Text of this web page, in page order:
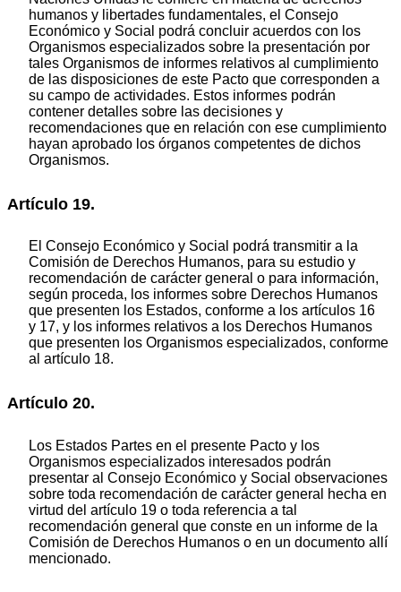
humanos y libertades fundamentales, el Consejo
Económico y Social podrá concluir acuerdos con los
Organismos especializados sobre la presentación por
tales Organismos de informes relativos al cumplimiento
de las disposiciones de este Pacto que corresponden a
su campo de actividades. Estos informes podrán
contener detalles sobre las decisiones y
recomendaciones que en relación con ese cumplimiento
hayan aprobado los órganos competentes de dichos
Organismos.
Artículo 19.
El Consejo Económico y Social podrá transmitir a la
Comisión de Derechos Humanos, para su estudio y
recomendación de carácter general o para información,
según proceda, los informes sobre Derechos Humanos
que presenten los Estados, conforme a los artículos 16
y 17, y los informes relativos a los Derechos Humanos
que presenten los Organismos especializados, conforme
al artículo 18.
Artículo 20.
Los Estados Partes en el presente Pacto y los
Organismos especializados interesados podrán
presentar al Consejo Económico y Social observaciones
sobre toda recomendación de carácter general hecha en
virtud del artículo 19 o toda referencia a tal
recomendación general que conste en un informe de la
Comisión de Derechos Humanos o en un documento allí
mencionado.